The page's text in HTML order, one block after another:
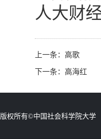
人大财
上一条： 高歌
下一条： 高海红
版权所有©中国社会科学院大